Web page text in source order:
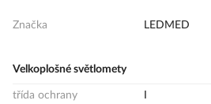
Značka LEDMED
Velkoplošné světlomety
třída ochrany